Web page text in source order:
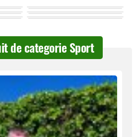
de categorie Sport